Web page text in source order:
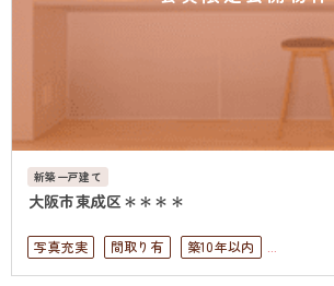
新築一戸建て
大阪市東成区＊＊＊＊
写真充実 間取り有
築10年以内
駅徒歩10分以内
ペット可